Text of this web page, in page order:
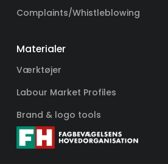
Complaints/Whistleblowing
Materialer
Værktøjer
Labour Market Profiles
Brand & logo tools